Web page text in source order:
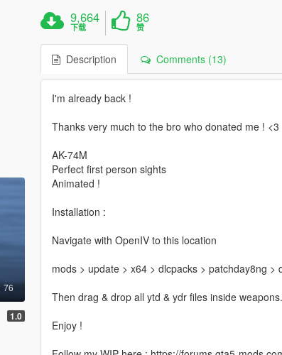
76
1.0
9,664
下载
86
赞
Description Comments (13)
I'm already back !
Thanks very much to the bro who donated me ! <3
AK-74M
Perfect first person sights
Animated !
Installation :
Navigate with OpenIV to this location
mods > update > x64 > dlcpacks > patchday8ng
Then drag & drop all ytd & ydr files inside
Enjoy !